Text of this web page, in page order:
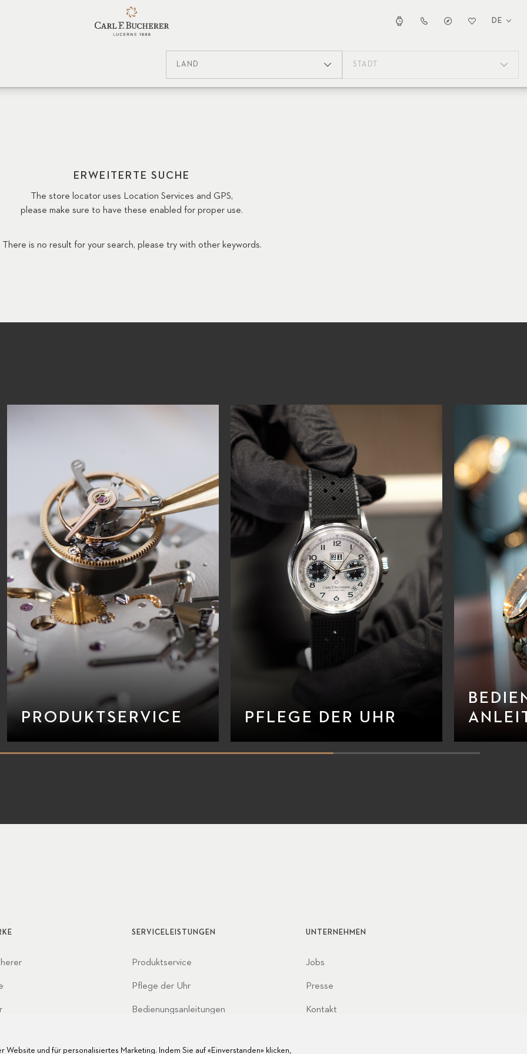
DE
LAND STADT
ERWEITERTE SUCHE
The store locator uses Location Services and GPS,
please make sure to have these enabled for proper use.
There is no result for your search, please try with other keywords.
PRODUKTSERVICE PFLEGE DER UHR
SERVICELEISTUNGEN
Produktservice
Pflege der Uhr
Bedienungsanleitungen
UNTERNEHMEN
Jobs
Presse
Kontakt
und für personalisiertes Marketing. Indem Sie auf «Einverstanden» klicken,